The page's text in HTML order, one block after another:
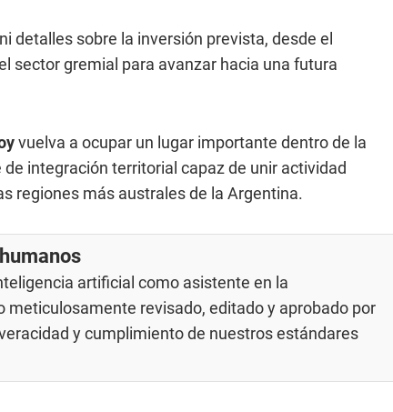
detalles sobre la inversión prevista, desde el
sector gremial para avanzar hacia una futura
vuelva a ocupar un lugar importante dentro de la
integración territorial capaz de unir actividad
regiones más australes de la Argentina.
artificial como asistente en la
meticulosamente revisado, editado y aprobado por
y cumplimiento de nuestrosestándares